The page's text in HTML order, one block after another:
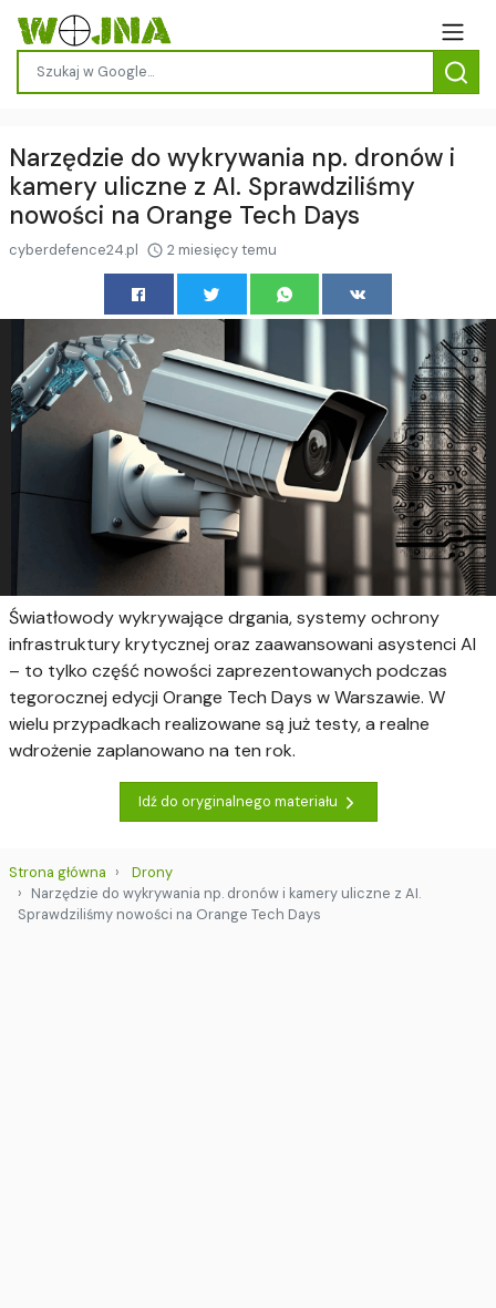
Narzędzie do wykrywania np. dronów i
kamery uliczne z AI. Sprawdziliśmy
nowości na Orange Tech Days
cyberdefence24.pl 2 miesięcy temu
Światłowody wykrywające drgania, systemy ochrony
infrastruktury krytycznej oraz zaawansowani asystenci AI
– to tylko część nowości zaprezentowanych podczas
tegorocznej edycji Orange Tech Days w Warszawie. W
wielu przypadkach realizowane są już testy, a realne
wdrożenie zaplanowano na ten rok.
Idź do oryginalnego materiału
Strona główna
Drony
Narzędzie do wykrywania np. dronów i kamery uliczne z AI.
Sprawdziliśmy nowości na Orange Tech Days